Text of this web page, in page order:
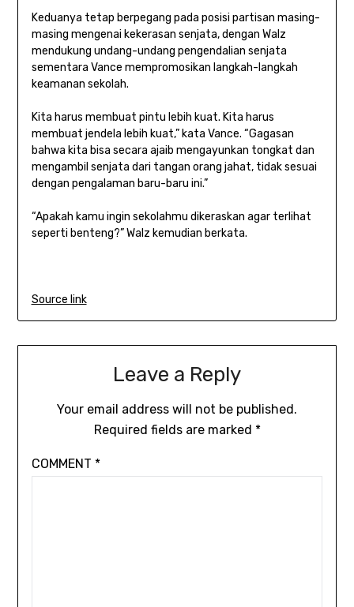
Keduanya tetap berpegang pada posisi partisan masing-
masing mengenai kekerasan senjata, dengan Walz
mendukung undang-undang pengendalian senjata
sementara Vance mempromosikan langkah-langkah
keamanan sekolah.
Kita harus membuat pintu lebih kuat. Kita harus
membuat jendela lebih kuat,” kata Vance. “Gagasan
bahwa kita bisa secara ajaib mengayunkan tongkat dan
mengambil senjata dari tangan orang jahat, tidak sesuai
dengan pengalaman baru-baru ini.”
“Apakah kamu ingin sekolahmu dikeraskan agar terlihat
seperti benteng?” Walz kemudian berkata.
Source link
Leave a Reply
Your email address will not be published.
Required fields are marked *
COMMENT *